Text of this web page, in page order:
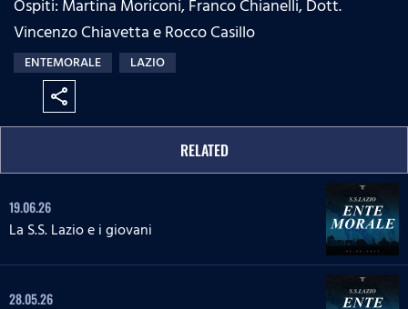
:
0
s
s
Ospiti: Martina Moriconi, Franco Chianelli, Dott.
Vincenzo Chiavetta e Rocco Casillo
ENTEMORALE LAZIO
share
RELATED
19.06.26
La S.S. Lazio e i giovani
28.05.26